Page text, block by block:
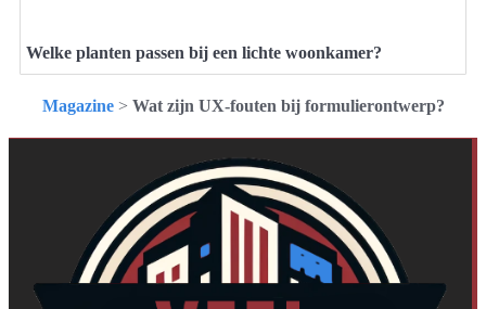
Welke planten passen bij een lichte woonkamer?
Magazine> Wat zijn UX-fouten bij formulierontwerp?